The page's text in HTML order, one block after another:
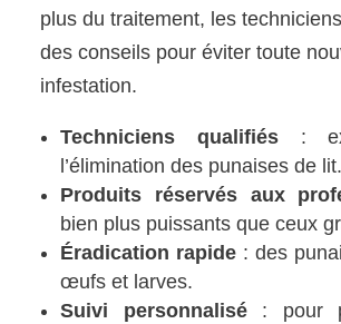
plus du traitement, les
des conseils pour éviter toute
infestation.
Techniciens qualifiés:
l’élimination des punaises de lit.
Produits réservés aux
bien plus puissants que ceux
Éradication rapide : des
œufs et larves.
Suivi personnalisé: pour